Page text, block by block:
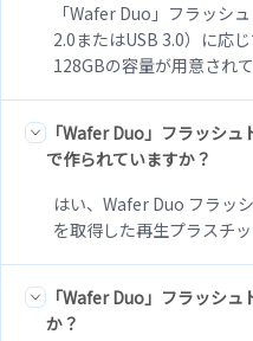
「Wafer Duo」フラッシ
2.0またはUSB 3.0）に応
128GBの容量が用意されて
「Wafer Duo」フラッシ
で作られていますか？
はい、Wafer Duo フラッ
を取得した再生プラスチ
「Wafer Duo」フラッシ
か？